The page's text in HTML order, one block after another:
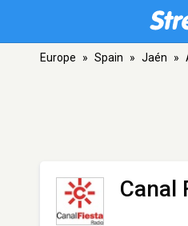
Europe » Spain » Jaén »
Canal